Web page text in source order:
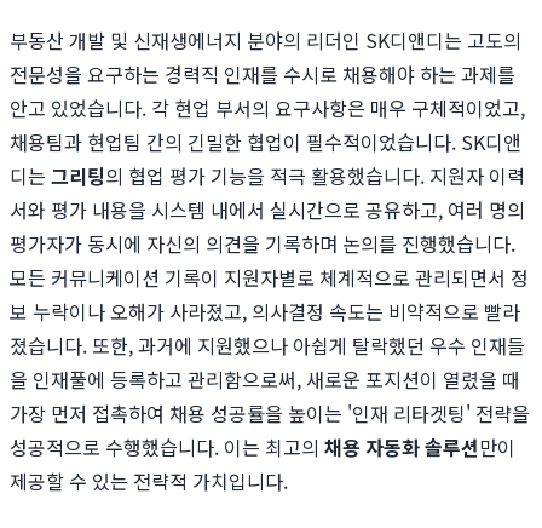
부동산 개발 및 신재생에너지 분야의 리더인 SK디앤디는 고도의
전문성을 요구하는 경력직 인재를 수시로 채용해야 하는 과제를
안고 있었습니다. 각 현업 부서의 요구사항은 매우 구체적이었고,
채용팀과 현업팀 간의 긴밀한 협업이 필수적이었습니다. SK디앤
디는 그리팅의 협업 평가 기능을 적극 활용했습니다. 지원자 이력
서와 평가 내용을 시스템 내에서 실시간으로 공유하고, 여러 명의
평가자가 동시에 자신의 의견을 기록하며 논의를 진행했습니다.
모든 커뮤니케이션 기록이 지원자별로 체계적으로 관리되면서 정
보 누락이나 오해가 사라졌고, 의사결정 속도는 비약적으로 빨라
졌습니다. 또한, 과거에 지원했으나 아쉽게 탈락했던 우수 인재들
을 인재풀에 등록하고 관리함으로써, 새로운 포지션이 열렸을 때
가장 먼저 접촉하여 채용 성공률을 높이는 '인재 리타겟팅' 전략을
성공적으로 수행했습니다. 이는 최고의 채용 자동화 솔루션만이
제공할 수 있는 전략적 가치입니다.